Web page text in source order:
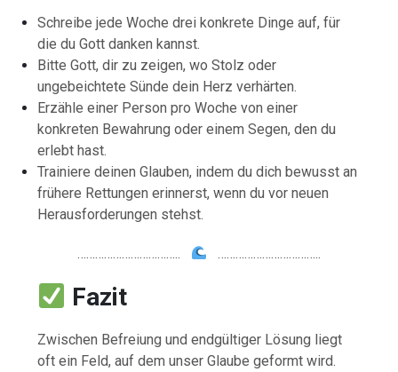
Schreibe jede Woche drei konkrete Dinge auf, für
die du Gott danken kannst.
Bitte Gott, dir zu zeigen, wo Stolz oder
ungebeichtete Sünde dein Herz verhärten.
Erzähle einer Person pro Woche von einer
konkreten Bewahrung oder einem Segen, den du
erlebt hast.
Trainiere deinen Glauben, indem du dich bewusst an
frühere Rettungen erinnerst, wenn du vor neuen
Herausforderungen stehst.
…………………………….. ……………………………..
Fazit
Zwischen Befreiung und endgültiger Lösung liegt
oft ein Feld, auf dem unser Glaube geformt wird.